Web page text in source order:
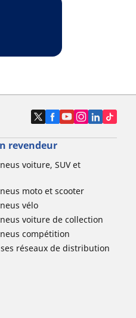
revendeur
voiture, SUV et
moto et scooter
vélo
voiture de collection
compétition
réseaux de distribution